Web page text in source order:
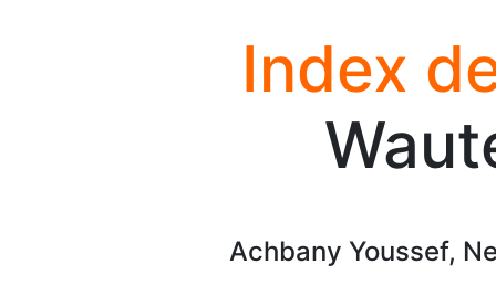
Index
Achbany Youssef,